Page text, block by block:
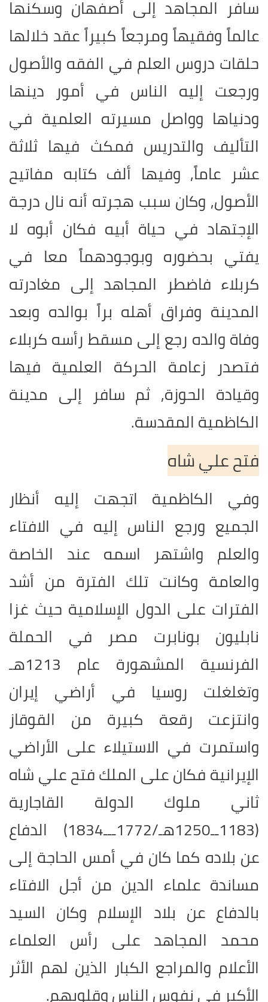
سافر المجاهد إلى أصفهان وسكنها
عالماً وفقيهاً ومرجعاً كبيراً عقد خلالها
حلقات دروس العلم في الفقه والأصول
ورجعت إليه الناس في أمور دينها
ودنياها وواصل مسيرته العلمية في
التأليف والتدريس فمكث فيها ثلاثة
عشر عاماً, وفيها ألف كتابه مفاتيح
الأصول, وكان سبب هجرته أنه نال درجة
الإجتهاد في حياة أبيه فكان أبوه لا
يفتي بحضوره وبوجودهماً معا في
كربلاء فاضطر المجاهد إلى مغادرته
المدينة وفراق أهله براً بوالده وبعد
وفاة والده رجع إلى مسقط رأسه كربلاء
فتصدر زعامة الحركة العلمية فيها
وقيادة الحوزة, ثم سافر إلى مدينة
الكاظمية المقدسة.
فتح علي شاه
وفي الكاظمية اتجهت إليه أنظار
الجميع ورجع الناس إليه في الافتاء
والعلم واشتهر اسمه عند الخاصة
والعامة وكانت تلك الفترة من أشد
الفترات على الدول الإسلامية حيث غزا
نابليون بونابرت مصر في الحملة
الفرنسية المشهورة عام 1213هـ
وتغلغلت روسيا في أراضي إيران
وانتزعت رقعة كبيرة من القوقاز
واستمرت في الاستيلاء على الأراضي
الإيرانية فكان على الملك فتح علي شاه
ثاني ملوك الدولة القاجارية
(1183ــ1250هـ/1772ـــ1834) الدفاع
عن بلاده كما كان في أمس الحاجة إلى
مساندة علماء الدين من أجل الافتاء
بالدفاع عن بلاد الإسلام وكان السيد
محمد المجاهد على رأس العلماء
الأعلام والمراجع الكبار الذين لهم الأثر
الأكبر في نفوس الناس وقلوبهم.